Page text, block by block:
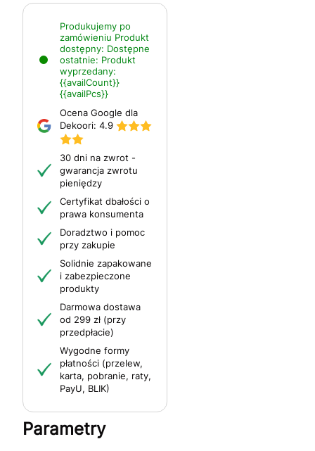
Produkujemy po
zamówieniu Produkt
dostępny: Dostępne
ostatnie: Produkt
wyprzedany:
{{availCount}}
{{availPcs}}
Ocena Google dla
Dekoori: 4.9
30 dni na zwrot -
gwarancja zwrotu
pieniędzy
Certyfikat dbałości o
prawa konsumenta
Doradztwo i pomoc
przy zakupie
Solidnie zapakowane
i zabezpieczone
produkty
Darmowa dostawa
od 299 zł (przy
przedpłacie)
Wygodne formy
płatności (przelew,
karta, pobranie, raty,
PayU, BLIK)
Parametry